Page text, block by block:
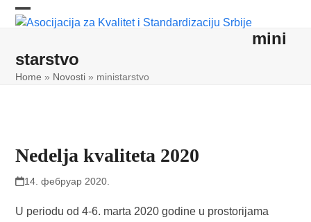
Skip
Open
menu
Close
menu
mini
starstvo
Home » Novosti » ministarstvo
Nedelja kvaliteta 2020
14. фебруар 2020.
U periodu od 4-6. marta 2020 godine u prostorijama